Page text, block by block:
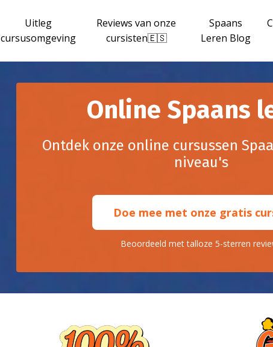
Uitleg
cursusomgeving
Reviews van onze
cursisten🇪🇸
Spaans
Leren Blog
Online Spaans
Ontdek onze online cursussen
niveau's
Doe mee met onze gratis
Beoordeeld met talloze 5-sterren